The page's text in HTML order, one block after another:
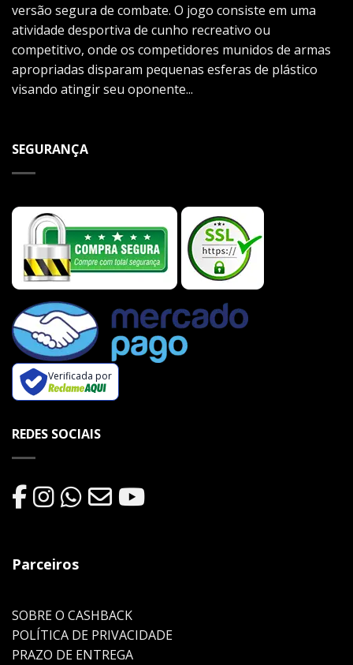
versão segura de combate. O jogo consiste em uma
atividade desportiva de cunho recreativo ou
competitivo, onde os competidores munidos de armas
apropriadas disparam pequenas esferas de plástico
visando atingir seu oponente...
SEGURANÇA
Verificada por
REDES SOCIAIS
Parceiros
SOBRE O CASHBACK
POLÍTICA DE PRIVACIDADE
PRAZO DE ENTREGA